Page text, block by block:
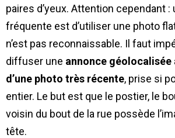
paires d’yeux. Attention cependant :
fréquente est d’utiliser une photo
n’est pas reconnaissable. Il faut
diffuser une annonce géolocalisée
d’une photo très récente, prise si
entier. Le but est que le postier, le
voisin du bout de la rue possède
tête.